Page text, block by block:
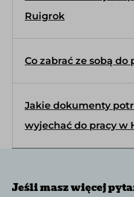
Ruigrok
Co zabrać ze sobą
Jakie dokumenty
wyjechać do pracy w
Jeśli masz więcej